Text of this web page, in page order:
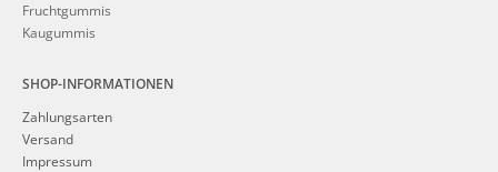
Fruchtgummis
Kaugummis
SHOP-INFORMATIONEN
Zahlungsarten
Versand
Impressum